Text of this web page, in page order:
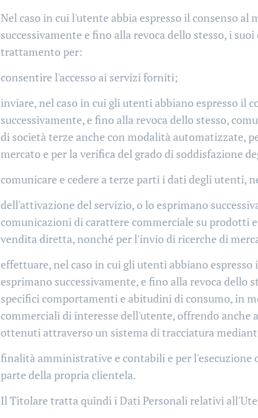
Nel caso in cui l'utente abbia espresso il consenso
successivamente e fino alla revoca dello stesso, i
trattamento per:
consentire l'accesso ai servizi forniti;
inviare, nel caso in cui gli utenti abbiano espresso il
successivamente, e fino alla revoca dello stesso,
di società terze anche con modalità automatizzate,
mercato e per la verifica del grado di soddisfazione
comunicare e cedere a terze parti i dati degli utenti,
dell'attivazione del servizio, o lo esprimano
comunicazioni di carattere commerciale su prodotti
vendita diretta, nonché per l'invio di ricerche di
effettuare, nel caso in cui gli utenti abbiano
esprimano successivamente, e fino alla revoca
specifici comportamenti e abitudini di consumo, in
commerciali di interesse dell'utente, offrendo anche
ottenuti attraverso un sistema di tracciatura
finalità amministrative e contabili e per
parte della propria clientela.
Il Titolare tratta quindi i Dati Personali relativi